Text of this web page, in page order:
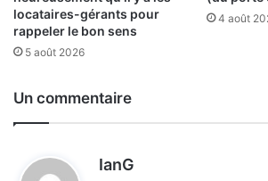
locataires-gérants pour
rappeler le bon sens
5 août 2026
4 août
Un commentaire
IanG